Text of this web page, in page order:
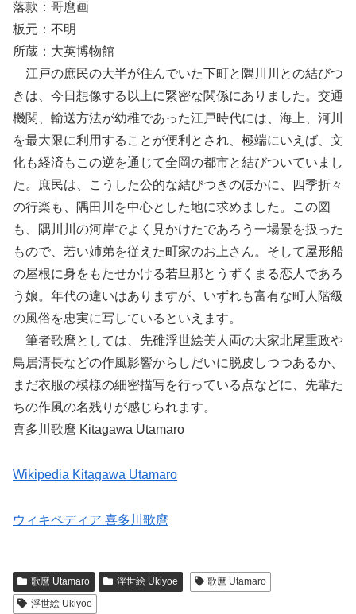
落款：哥麿画
板元：不明
所蔵：大英博物館
江戸の庶民の大半が住んでいた下町と隅川川との結びつ
きは、今日想像する以上に緊密な関係にありました。交通
機関、輸送方法が幼稚であった江戸時代には、海上、河川
を最大限に利用することが便利とされ、極端にいえば、文
化も経済もこの逆を通じて全岡の都市と結びついていまし
た。庶民は、こうした公的な結びつきのほかに、四季折々
の行楽も、隅田川を中心とした地に求めました。この図
も、隅川川の河岸でよく見かけたであろう一場景を扱った
もので、若い姉弟を従えた町家のお上さん。そして屋形船
の屋根に身をもたせかける若旦那とうずくまる恋人であろ
う娘。年代の違いはありますが、いずれも富有な町人階級
の風俗を忠実に写しているといえます。
筆者歌麿としては、先碓浮世絵美人両の大家北尾重政や
鳥居清長などの作風影響からしだいに脱皮しつつあるか、
まだ衣服の模様の細密描写を行っている点などに、先輩た
ちの作風の名残りが感じられます。
喜多川歌麿 Kitagawa Utamaro
Wikipedia Kitagawa Utamaro
ウィキペディア 喜多川歌麿
歌麿 Utamaro 浮世絵 Ukiyoe
歌麿 Utamaro
浮世絵 Ukiyoe